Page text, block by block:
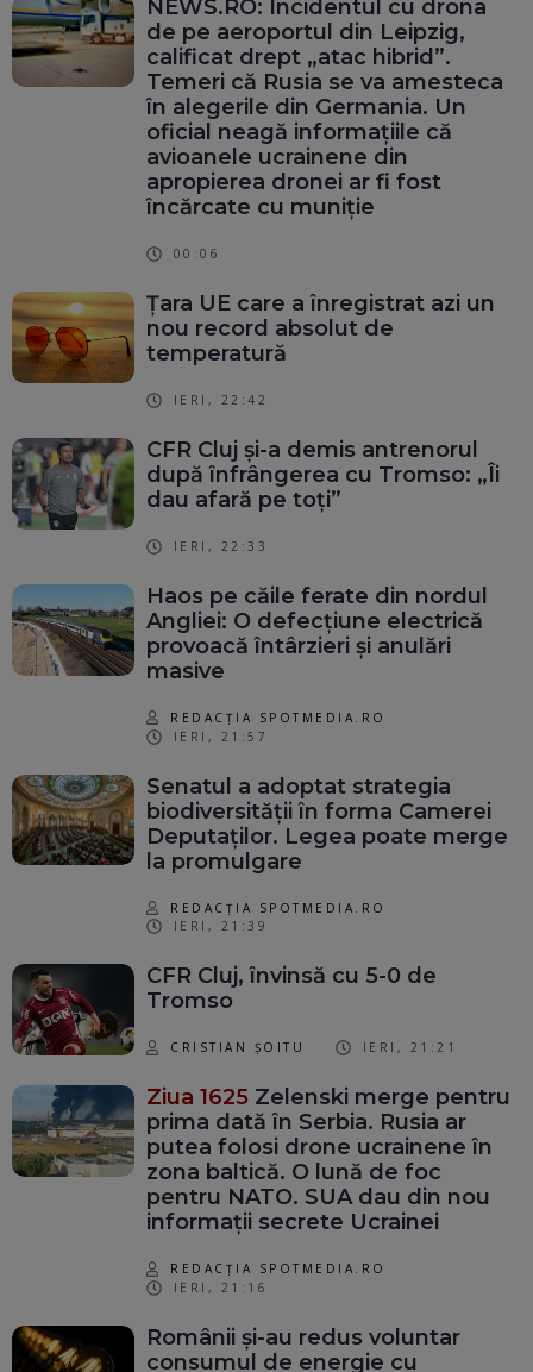
NEWS.RO: Incidentul cu drona
de pe aeroportul din Leipzig,
calificat drept „atac hibrid”.
Temeri că Rusia se va amesteca
în alegerile din Germania. Un
oficial neagă informațiile că
avioanele ucrainene din
apropierea dronei ar fi fost
încărcate cu muniție
00:06
Țara UE care a înregistrat azi un
nou record absolut de
temperatură
IERI, 22:42
CFR Cluj și-a demis antrenorul
după înfrângerea cu Tromso: „Îi
dau afară pe toți”
IERI, 22:33
Haos pe căile ferate din nordul
Angliei: O defecțiune electrică
provoacă întârzieri și anulări
masive
REDACȚIA SPOTMEDIA.RO
IERI, 21:57
Senatul a adoptat strategia
biodiversității în forma Camerei
Deputaților. Legea poate merge
la promulgare
REDACȚIA SPOTMEDIA.RO
IERI, 21:39
CFR Cluj, învinsă cu 5-0 de
Tromso
CRISTIAN ȘOITU IERI, 21:21
Ziua 1625Zelenski merge pentru
prima dată în Serbia. Rusia ar
putea folosi drone ucrainene în
zona baltică. O lună de foc
pentru NATO. SUA dau din nou
informații secrete Ucrainei
REDACȚIA SPOTMEDIA.RO
IERI, 21:16
Românii și-au redus voluntar
consumul de energie cu